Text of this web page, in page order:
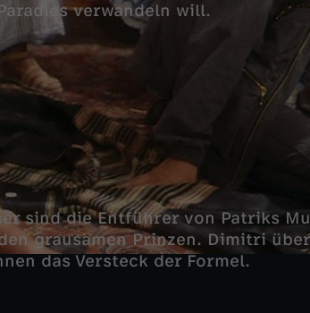
verwandeln will.
sind die Entführer von Patriks
grausamen Prinzen. Dimitri
das Versteck der Formel.